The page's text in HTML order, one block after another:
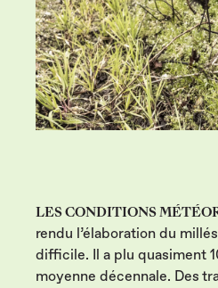
LES CONDITIONS
rendu l’élaboration du
difficile. Il a plu quasiment
moyenne décennale. Des